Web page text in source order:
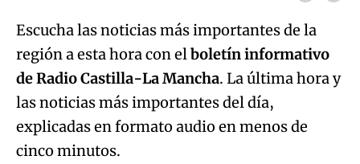
Escucha las noticias más importantes de la
región a esta hora con elboletín informativo
de Radio Castilla-La Mancha. La última hora y
las noticias más importantes del día,
explicadas en formato audio en menos de
cinco minutos.